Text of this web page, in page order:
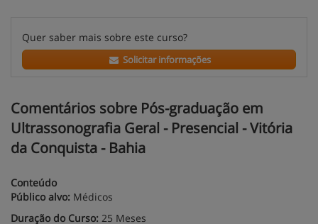
Quer saber mais sobre este curso?
Solicitar informações
Comentários sobre Pós-graduação em
Ultrassonografia Geral - Presencial - Vitória
da Conquista - Bahia
Conteúdo
Público alvo: Médicos
Duração do Curso: 25 Meses